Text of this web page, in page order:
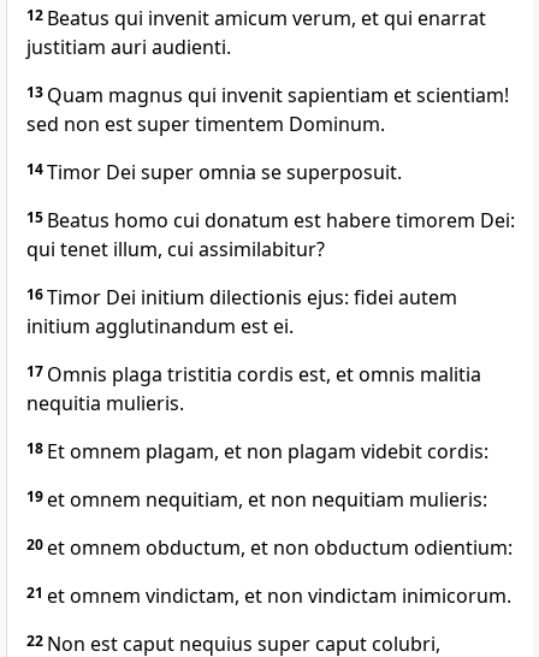
12 Beatus qui invenit amicum verum, et qui enarrat
justitiam auri audienti.
13 Quam magnus qui invenit sapientiam et scientiam!
sed non est super timentem Dominum.
14Timor Dei super omnia se superposuit.
15 Beatus homo cui donatum est habere timorem Dei:
qui tenet illum, cui assimilabitur?
16Timor Dei initium dilectionis ejus: fidei autem
initium agglutinandum est ei.
17 Omnis plaga tristitia cordis est, et omnis malitia
nequitia mulieris.
18 Et omnem plagam, et non plagam videbit cordis:
19et omnem nequitiam, et non nequitiam mulieris:
20et omnem obductum, et non obductum odientium:
21 et omnem vindictam, et non vindictam inimicorum.
22 Non est caput nequius super caput colubri,